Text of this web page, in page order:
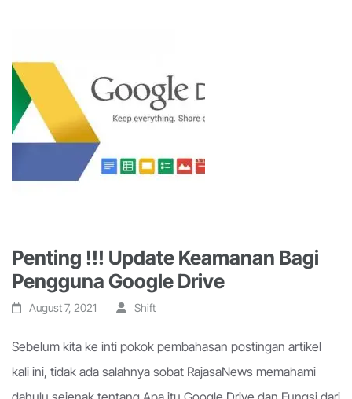
Penting !!! Update Keamanan Bagi
Pengguna Google Drive
August 7, 2021 Shift
Sebelum kita ke inti pokok pembahasan postingan artikel
kali ini, tidak ada salahnya sobat RajasaNews memahami